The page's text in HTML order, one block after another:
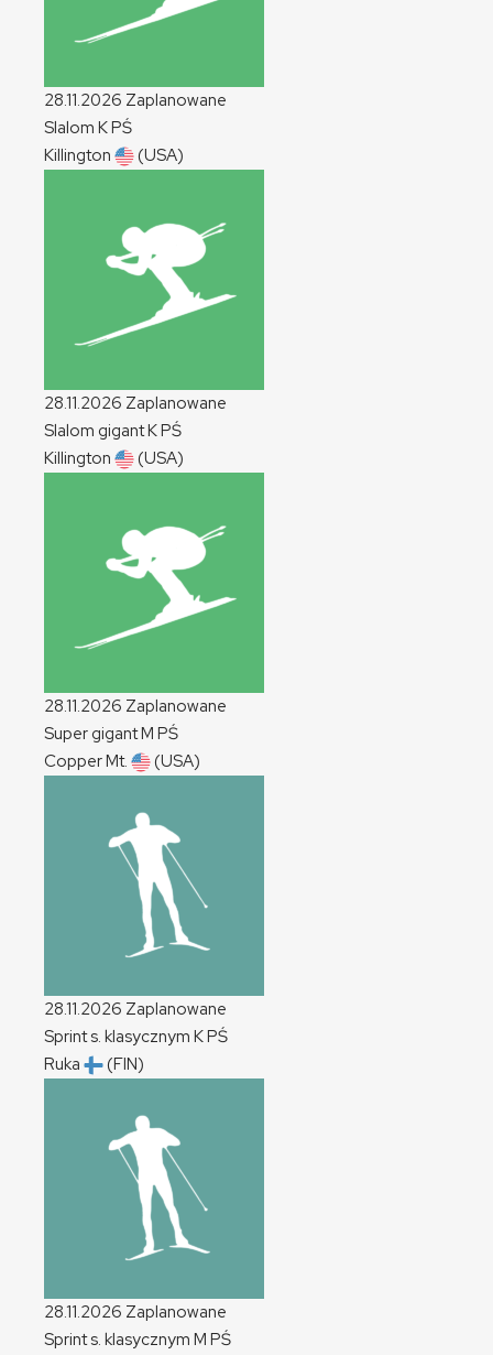
28.11.2026 Zaplanowane
Slalom KPŚ
Killington
(USA)
28.11.2026 Zaplanowane
Slalom gigantKPŚ
Killington
(USA)
28.11.2026 Zaplanowane
Super gigantM PŚ
Copper Mt.
(USA)
28.11.2026 Zaplanowane
Sprint s. klasycznym KPŚ
Ruka
(FIN)
28.11.2026 Zaplanowane
Sprint s. klasycznym M PŚ